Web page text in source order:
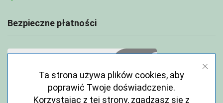
Facebook
Bezpieczne płatności
Ta strona używa plików cookies, aby
poprawić Twoje doświadczenie.
Korzystając z tej strony, zgadzasz się z